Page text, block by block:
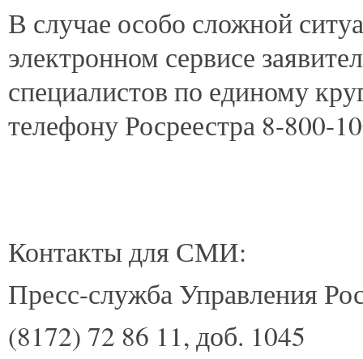
В случае особо сложной
электронном сервисе
специалистов по единому
телефону Росреестра 8-800-
Контакты для СМИ:
Пресс-служба Управления
(8172) 72 86 11, доб. 1045